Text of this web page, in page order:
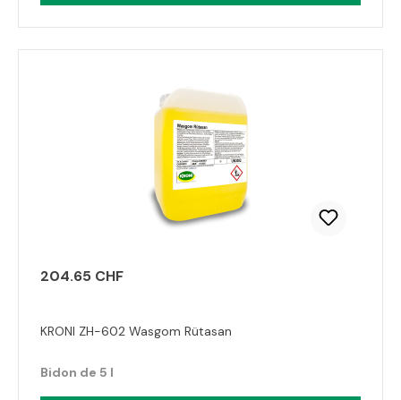
204.65 CHF
KRONI ZH-602 Wasgom Rütasan
Bidon de 5 l